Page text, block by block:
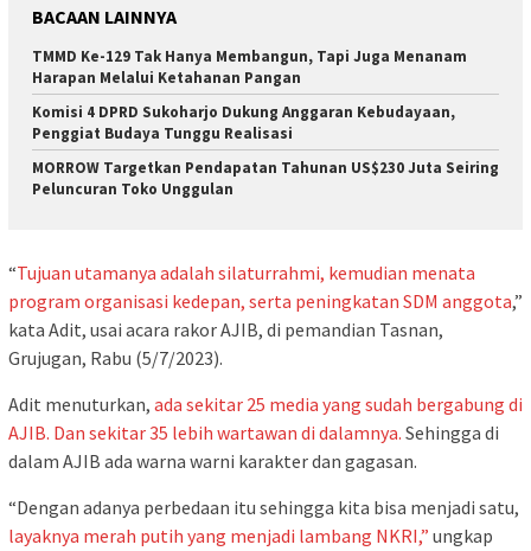
BACAAN LAINNYA
TMMD Ke-129 Tak Hanya Membangun, Tapi Juga Menanam
Harapan Melalui Ketahanan Pangan
Komisi 4 DPRD Sukoharjo Dukung Anggaran Kebudayaan,
Penggiat Budaya Tunggu Realisasi
MORROW Targetkan Pendapatan Tahunan US$230 Juta Seiring
Peluncuran Toko Unggulan
“Tujuan utamanya adalah silaturrahmi, kemudian menata
program organisasi kedepan, serta peningkatan SDM anggota,”
kata Adit, usai acara rakor AJIB, di pemandian Tasnan,
Grujugan, Rabu (5/7/2023).
Adit menuturkan, ada sekitar 25 media yang sudah bergabung di
AJIB. Dan sekitar 35 lebih wartawan di dalamnya. Sehingga di
dalam AJIB ada warna warni karakter dan gagasan.
“Dengan adanya perbedaan itu sehingga kita bisa menjadi satu,
layaknya merah putih yang menjadi lambang NKRI,” ungkap